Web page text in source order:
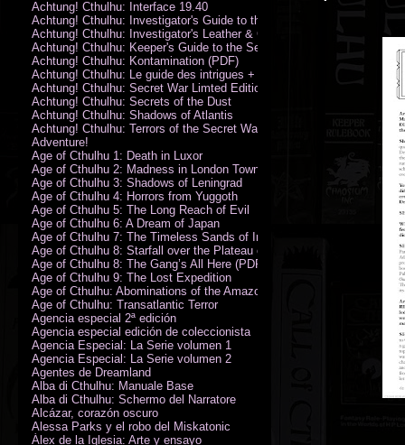
Achtung! Cthulhu: Interface 19.40
Achtung! Cthulhu: Investigator's Guide to the Secret War
Achtung! Cthulhu: Investigator's Leather & Canvas Bag
Achtung! Cthulhu: Keeper's Guide to the Secret War
Achtung! Cthulhu: Kontamination (PDF)
Achtung! Cthulhu: Le guide des intrigues + ecran
Achtung! Cthulhu: Secret War Limted Edition Book
Achtung! Cthulhu: Secrets of the Dust
Achtung! Cthulhu: Shadows of Atlantis
Achtung! Cthulhu: Terrors of the Secret War
Adventure!
Age of Cthulhu 1: Death in Luxor
Age of Cthulhu 2: Madness in London Town
Age of Cthulhu 3: Shadows of Leningrad
Age of Cthulhu 4: Horrors from Yuggoth
Age of Cthulhu 5: The Long Reach of Evil
Age of Cthulhu 6: A Dream of Japan
Age of Cthulhu 7: The Timeless Sands of India
Age of Cthulhu 8: Starfall over the Plateau of Leng
Age of Cthulhu 8: The Gang’s All Here (PDF)
Age of Cthulhu 9: The Lost Expedition
Age of Cthulhu: Abominations of the Amazon
Age of Cthulhu: Transatlantic Terror
Agencia especial 2ª edición
Agencia especial edición de coleccionista
Agencia Especial: La Serie volumen 1
Agencia Especial: La Serie volumen 2
Agentes de Dreamland
Alba di Cthulhu: Manuale Base
Alba di Cthulhu: Schermo del Narratore
Alcázar, corazón oscuro
Alessa Parks y el robo del Miskatonic
Álex de la Iglesia: Arte y ensayo